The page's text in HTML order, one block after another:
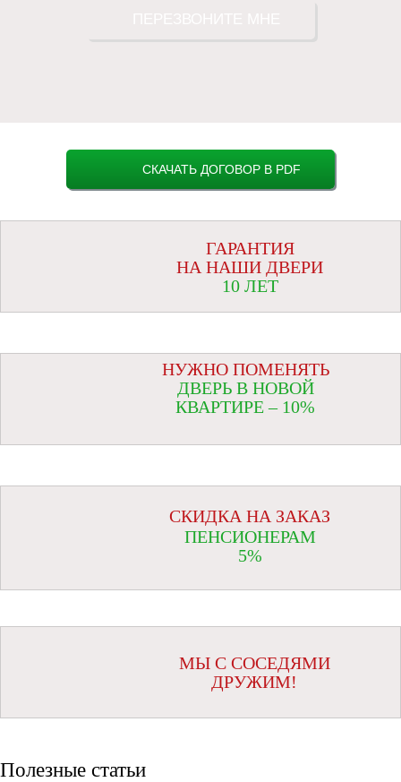
СКАЧАТЬ ДОГОВОР В PDF
ГАРАНТИЯ
НА НАШИ ДВЕРИ
10 ЛЕТ
НУЖНО ПОМЕНЯТЬ
ДВЕРЬ В НОВОЙ
КВАРТИРЕ – 10%
СКИДКА НА ЗАКАЗ
ПЕНСИОНЕРАМ
5%
МЫ С СОСЕДЯМИ
ДРУЖИМ!
Полезные статьи